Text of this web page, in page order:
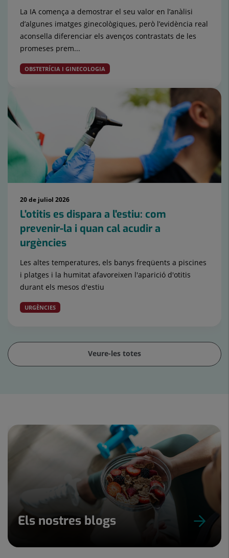
La IA comença a demostrar el seu valor en l’anàlisi
d’algunes imatges ginecològiques, però l’evidència real
aconsella diferenciar els avenços contrastats de les
promeses prem...
OBSTETRÍCIA I GINECOLOGIA
20 de juliol 2026
L'otitis es dispara a l'estiu: com
prevenir-la i quan cal acudir a
urgències
Les altes temperatures, els banys freqüents a piscines
i platges i la humitat afavoreixen l'aparició d'otitis
durant els mesos d'estiu
URGÈNCIES
Veure-les totes
15
Els nostres blogs